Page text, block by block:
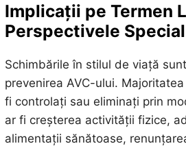
Implicații pe Termen
Perspectivele
Schimbările în stilul de viață
prevenirea AVC-ului.
fi controlați sau eliminați prin
ar fi creșterea activității fizice,
alimentații sănătoase,